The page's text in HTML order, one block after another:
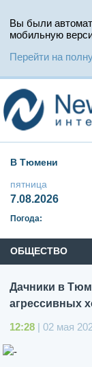
Вы были
мобильную
Перейти на
В Тюмени
пятница
7.08.2026
Погода:
ОБЩЕСТВО
Дачники в
агрессивных
12:28 | 02 мая